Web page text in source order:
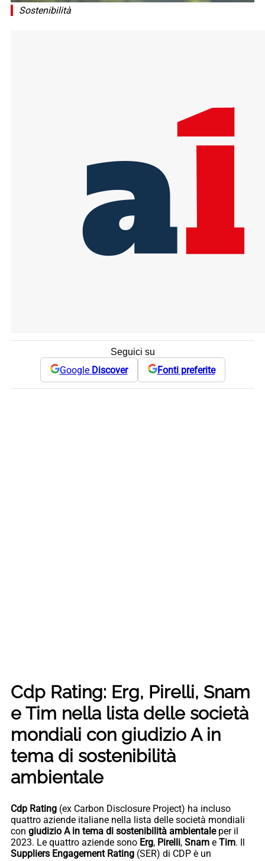
Sostenibilità
Seguici su
Google Discover Fonti preferite
Cdp Rating: Erg, Pirelli, Snam
e Tim nella lista delle società
mondiali con giudizio A in
tema di sostenibilità
ambientale
Cdp Rating (ex Carbon Disclosure Project) ha incluso
quattro aziende italiane nella lista delle società mondiali
con giudizio A in tema di sostenibilità ambientaleper il
2023. Le quattro aziende sono Erg, Pirelli, Snam e Tim. Il
Suppliers Engagement Rating (SER) di CDP è un